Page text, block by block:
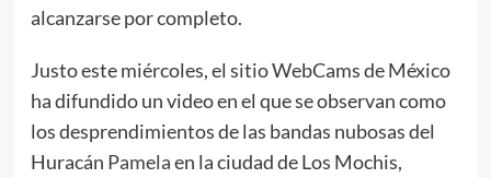
alcanzarse por completo.
Justo este miércoles, el sitio WebCams de México
ha difundido un video en el que se observan como
los desprendimientos de las bandas nubosas del
Huracán Pamelaen la ciudad de Los Mochis,